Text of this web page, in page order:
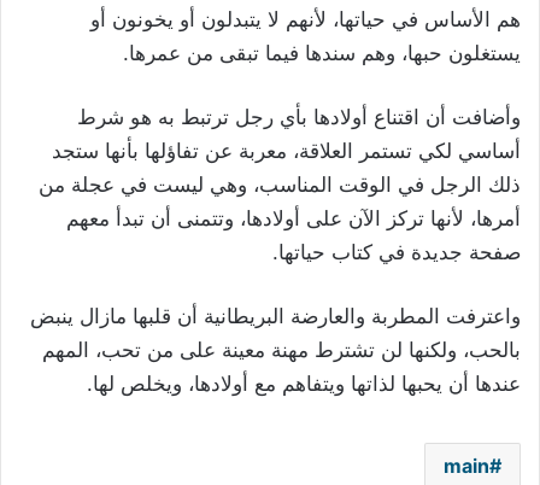
هم الأساس في حياتها، لأنهم لا يتبدلون أو يخونون أو
يستغلون حبها، وهم سندها فيما تبقى من عمرها.
وأضافت أن اقتناع أولادها بأي رجل ترتبط به هو شرط
أساسي لكي تستمر العلاقة، معربة عن تفاؤلها بأنها ستجد
ذلك الرجل في الوقت المناسب، وهي ليست في عجلة من
أمرها، لأنها تركز الآن على أولادها، وتتمنى أن تبدأ معهم
صفحة جديدة في كتاب حياتها.
واعترفت المطربة والعارضة البريطانية أن قلبها مازال ينبض
بالحب، ولكنها لن تشترط مهنة معينة على من تحب، المهم
عندها أن يحبها لذاتها ويتفاهم مع أولادها، ويخلص لها.
main